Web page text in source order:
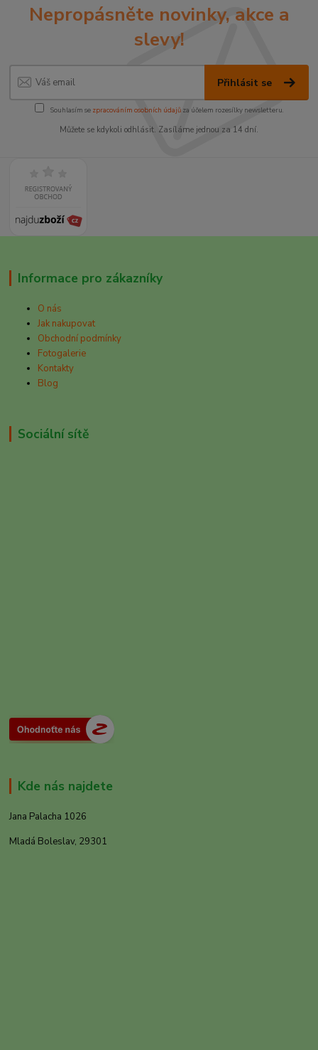
Nepropásněte novinky, akce a
slevy!
Přihlásit se
Souhlasím se zpracováním osobních údajůza účelem rozesílky newsletteru.
Můžete se kdykoli odhlásit. Zasíláme jednou za 14 dní.
Informace pro zákazníky
O nás
Jak nakupovat
Obchodní podmínky
Fotogalerie
Kontakty
Blog
Sociální sítě
Kde nás najdete
Jana Palacha 1026
Mladá Boleslav, 29301